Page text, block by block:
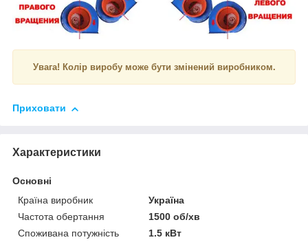
Увага! Колір виробу може бути змінений виробником.
Приховати
Характеристики
Основні
Країна виробник
Україна
Частота обертання
1500 об/хв
Споживана потужність
1.5 кВт